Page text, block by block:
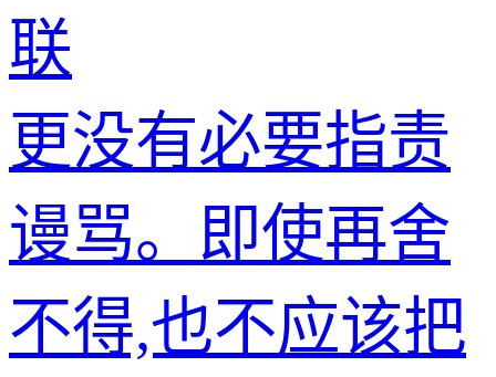
联
更没有必要指责
谩骂。即使再舍
不得,也不应该把